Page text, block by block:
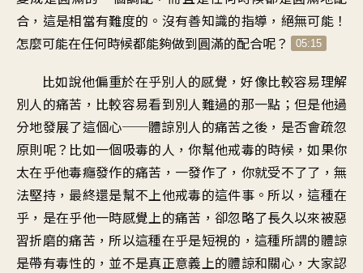
合，這是相當有難度的。沒有善知識的指導，絕無可能！
怎麼可能在任何時候都能夠做到圓滿的配合呢？
05:15
比如說他偏重於在乎別人的感覺，好像比較容易理解
別人的痛苦，比較容易看到別人難過的那一點；但是他過
分地發展了這個心──體諒別人的痛苦之後，是否會疏忽
原則呢？比如一個吸毒的人，你幫他戒毒的時候，如果你
太在乎他毒癮發作的痛苦，一發作了，你就受不了了，無
法堅持，最終還是幫不上他戒毒的這件事。所以，這種在
乎，是在乎他一時感覺上的痛苦，卻忽略了長久以來被惡
習折磨的痛苦，所以這種在乎是短視的，這種所謂的體諒
是帶有毒性的，並不是真正意義上的體諒和關心，大家認